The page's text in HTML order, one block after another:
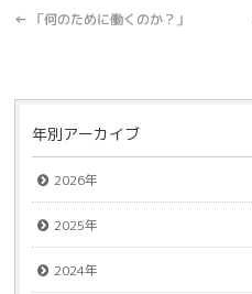
← 「何のために働くのか？」
年別アーカイブ
2026年
2025年
2024年